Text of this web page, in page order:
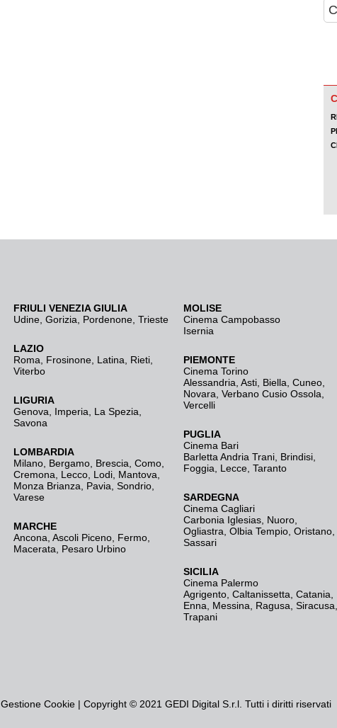
FRIULI VENEZIA GIULIA
Udine Gorizia Pordenone Trieste
LAZIO
Roma
Frosinone Latina Rieti
Viterbo
LIGURIA
Genova
Imperia La Spezia
Savona
LOMBARDIA
Milano Bergamo Brescia, Como
Cremona
Lecco Lodi Mantova
Monza Brianza
Pavia Sondrio
Varese
MARCHE
Ancona Ascoli Piceno Fermo
Macerata
Pesaro Urbino
MOLISE
Cinema Campobasso
Isernia
PIEMONTE
Cinema Torino
Alessandria Asti Biella Cuneo
Novara Verbano Cusio Ossola
Vercelli
PUGLIA
Cinema Bari
Barletta Andria Trani Brindisi
Foggia
Lecce Taranto
SARDEGNA
Cinema Cagliari
Carbonia Iglesias Nuoro
Ogliastra Olbia Tempio Oristano
Sassari
SICILIA
Cinema Palermo
Agrigento Caltanissetta Catania
Enna
Messina Ragusa Siracusa
Trapani
Gestione Cookie | Copyright © 2021 GEDI Digital S.r.l. Tutti i diritti riservati